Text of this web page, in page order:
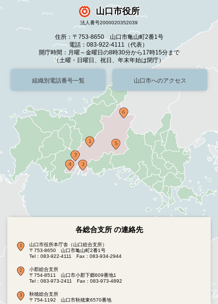
山口市役所
法人番号2000020352039
住所：〒753-8650 山口市亀山町2番1号
電話：083-922-4111（代表）
開庁時間：月曜～金曜日の8時30分から17時15分まで
（土曜・日曜日、祝日、年末年始は閉庁）
組織別電話番号一覧 山口市へのアクセス
各総合支所 の連絡先
山口市役所本庁舎（山口総合支所）
〒753-8650 山口市亀山町2番1号
Tel：083-922-4111
Fax：083-934-2944
小郡総合支所
〒754-8511 山口市小郡下郷609番地1
Tel：083-973-2411
Fax：083-973-4892
秋穂総合支所
〒754-1192 山口市秋穂東6570番地